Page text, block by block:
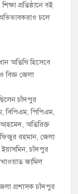
ঘোষণা
প্রতিষ্ঠানে বই
চলে
অতিথি হিসেবে
বিজ্ঞ জেলা
চাঁদপুর
বিপিএম, পিপিএম,
আহমেদ, অতিরিক্ত
রহমান, জেলা
ইয়াসমিন, চাঁদপুর
জামিল
প্রশাসক চাঁদপুর